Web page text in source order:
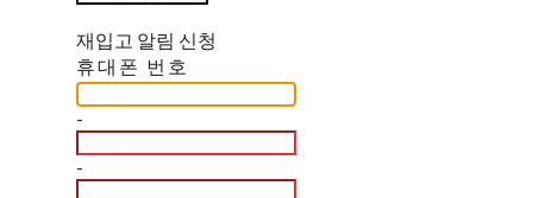
재입고 알림 신청
휴대폰 번호
-
-